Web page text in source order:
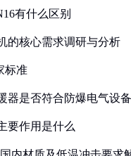
有什么区别
的核心需求调研与分析
标准
器是否符合防爆电气设
要作用是什么